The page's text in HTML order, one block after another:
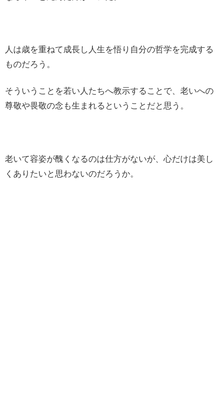
人は歳を重ねて成長し人生を悟り自分の哲学を完成する
ものだろう。
そういうことを若い人たちへ教示することで、老いへの
尊敬や畏敬の念も生まれるということだと思う。
老いて容姿が醜くなるのは仕方がないが、心だけは美し
くありたいと思わないのだろうか。